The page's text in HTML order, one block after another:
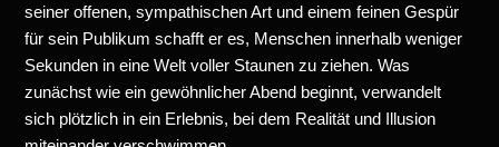
seiner offenen, sympathischen Art und einem feinen Gespür
für sein Publikum schafft er es, Menschen innerhalb weniger
Sekunden in eine Welt voller Staunen zu ziehen. Was
zunächst wie ein gewöhnlicher Abend beginnt, verwandelt
sich plötzlich in ein Erlebnis, bei dem Realität und Illusion